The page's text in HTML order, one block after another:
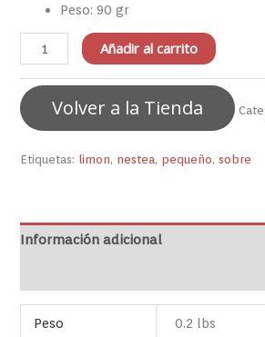
Peso: 90 gr
Añadir al carrito
Volver a la Tienda
Etiquetas: limon, nestea, pequeño,sobre
Información adicional
Peso 0.2 lbs